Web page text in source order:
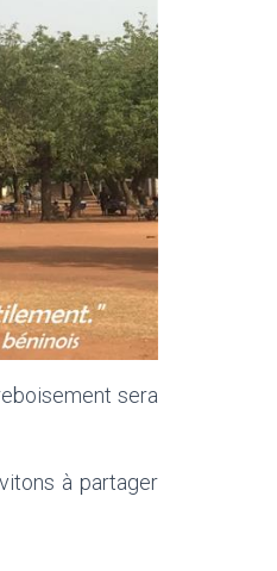
sera
à partager